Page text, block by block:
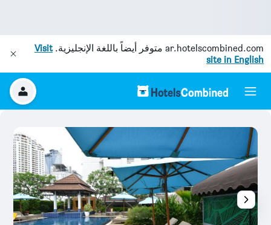
ar.hotelscombined.com متوفر أيضاً باللغة الإنجليزية.Visit
site in English